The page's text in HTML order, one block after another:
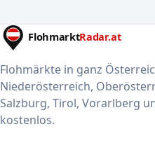
Flohmärkte in ganz
Niederösterreich,
Salzburg, Tirol, Vorarlberg
kostenlos.